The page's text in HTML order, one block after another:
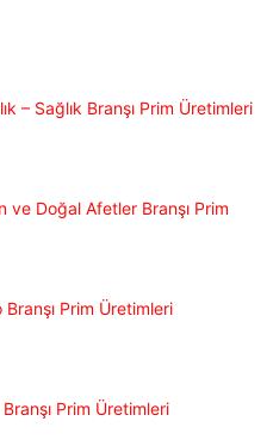
– Sağlık Branşı Prim Üretimleri
ve Doğal Afetler Branşı Prim
Prim Üretimleri
Prim Üretimleri